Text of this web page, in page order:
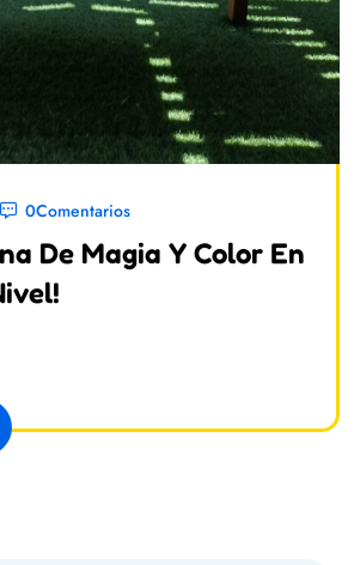
0Comentarios
De Magia Y Color En